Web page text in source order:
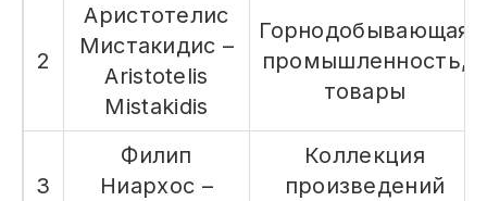
2
Аристотелис
Мистакидис –
Aristotelis
Mistakidis
Горнодобывающая
промышленность,
товары
3
Филип
Ниархос –
Коллекция
произведений